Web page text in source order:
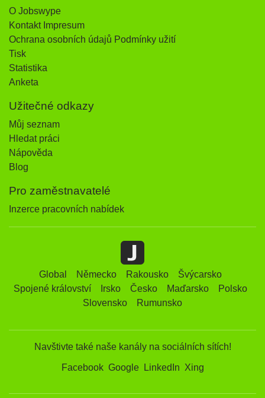
O Jobswype
Kontakt Impresum
Ochrana osobních údajů Podmínky užití
Tisk
Statistika
Anketa
Užitečné odkazy
Můj seznam
Hledat práci
Nápověda
Blog
Pro zaměstnavatelé
Inzerce pracovních nabídek
Global Německo Rakousko
Švýcarsko
Spojené království
Irsko Česko Maďarsko
Polsko
Slovensko
Rumunsko
Navštivte také naše kanály na sociálních sítích!
Facebook Google LinkedIn Xing